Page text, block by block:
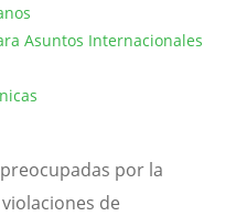
Asuntos Internacionales
por la
de